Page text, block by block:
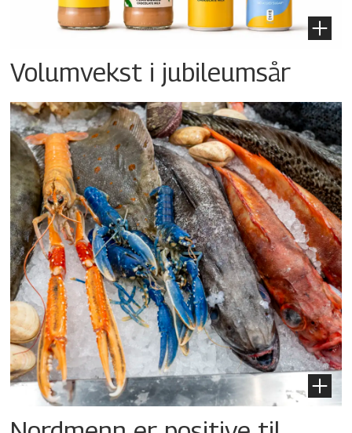
Volumvekst i jubileumsår